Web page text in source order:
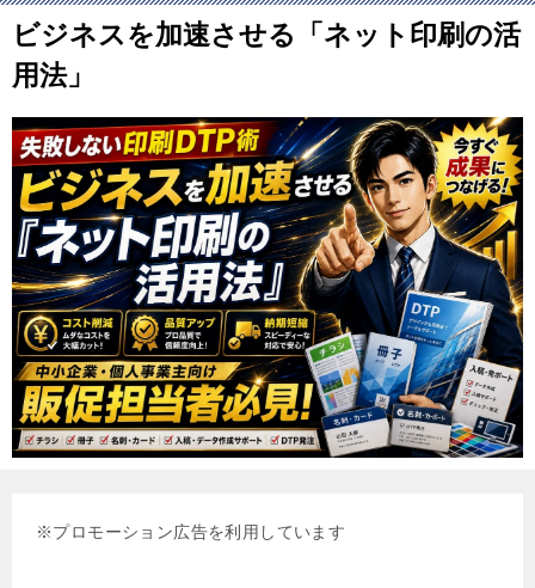
ビジネスを加速させる「ネット印刷の活
用法」
※プロモーション広告を利用しています